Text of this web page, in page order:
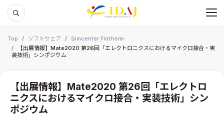
メ
Top ソフトウェア
Simcenter Flotherm
【出展情報】Mate2020 第26回「エレクトロニクスにおけるマイクロ接合・実
装技術」シンポジウム
【出展情報】Mate2020 第26回「エレクトロ
ニクスにおけるマイクロ接合・実装技術」シン
ポジウム